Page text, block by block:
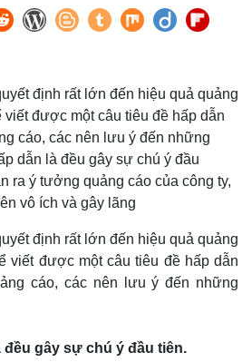
định rất lớn đến hiệu quả quảng
viết được một câu tiêu đề hấp dẫn
cáo, các nên lưu ý đến những
dẫn là đều gây sự chú ý đầu
ra ý tưởng quảng cáo của công ty,
vô ích và gây lãng
định rất lớn đến hiệu quả quảng
viết được một câu tiêu đề hấp dẫn
cáo, các nên lưu ý đến những
đều gây sự chú ý đầu tiên.